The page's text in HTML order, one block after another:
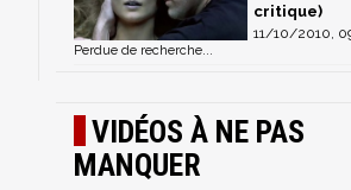
critique)
11/10/2010,
Perdue de recherche...
VIDÉOS À NE PAS
MANQUER